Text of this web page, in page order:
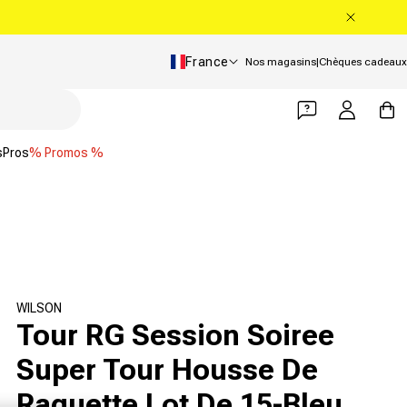
Pays/Région
France Nos magasins|Chèques cadeaux
Pros% Promos %
Se connecter
Panier
WILSON
Tour RG Session Soiree
Super Tour Housse De